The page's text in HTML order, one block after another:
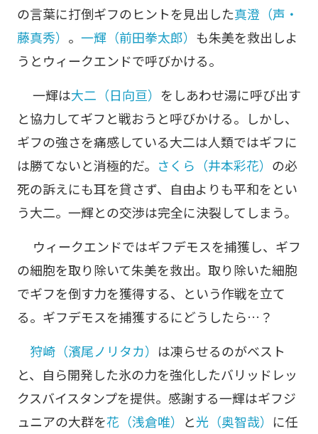
の言葉に打倒ギフのヒントを見出した真澄（声・
藤真秀） 。 一輝（前田拳太郎） も朱美を救出しよ
うとウィークエンドで呼びかける。
一輝は大二（日向亘） をしあわせ湯に呼び出す
と協力してギフと戦おうと呼びかける。しかし、
ギフの強さを痛感している大二は人類ではギフに
は勝てないと消極的だ。 さくら（井本彩花） の必
死の訴えにも耳を貸さず、自由よりも平和をとい
う大二。一輝との交渉は完全に決裂してしまう。
ウィークエンドではギフデモスを捕獲し、ギフ
の細胞を取り除いて朱美を救出。取り除いた細胞
でギフを倒す力を獲得する、という作戦を立て
る。ギフデモスを捕獲するにどうしたら…？
狩崎（濱尾ノリタカ） は凍らせるのがベスト
と、自ら開発した氷の力を強化したバリッドレッ
クスバイスタンプを提供。感謝する一輝はギフジ
ュニアの大群を花（浅倉唯） と光（奥智哉） に任